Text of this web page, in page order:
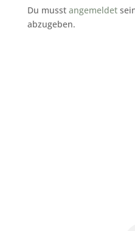
Du musst angemeldet
abzugeben.